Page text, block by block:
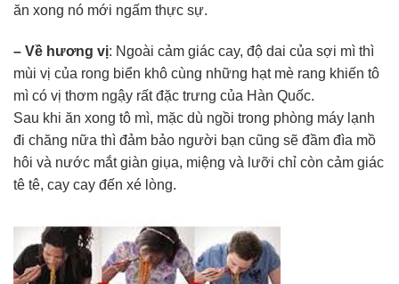
ăn xong nó mới ngấm thực sự.
– Về hương vị: Ngoài cảm giác cay, độ dai của sợi mì thì
mùi vị của rong biển khô cùng những hạt mè rang khiến tô
mì có vị thơm ngậy rất đặc trưng của Hàn Quốc.
Sau khi ăn xong tô mì, mặc dù ngồi trong phòng máy lạnh
đi chăng nữa thì đảm bảo người bạn cũng sẽ đầm đìa mồ
hôi và nước mắt giàn giụa, miệng và lưỡi chỉ còn cảm giác
tê tê, cay cay đến xé lòng.